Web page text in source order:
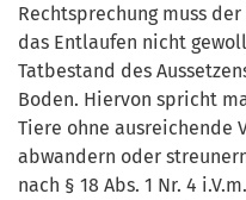
Rechtsprechung muss
das Entlaufen nicht
Tatbestand des
Boden. Hiervon spricht
Tiere ohne ausreichende
abwandern oder
nach § 18 Abs. 1 Nr. 4